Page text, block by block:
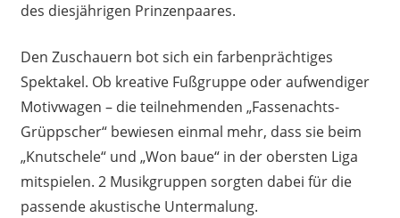
des diesjährigen Prinzenpaares.
Den Zuschauern bot sich ein farbenprächtiges
Spektakel. Ob kreative Fußgruppe oder aufwendiger
Motivwagen – die teilnehmenden „Fassenachts-
Grüppscher“ bewiesen einmal mehr, dass sie beim
„Knutschele“ und „Won baue“ in der obersten Liga
mitspielen. 2 Musikgruppen sorgten dabei für die
passende akustische Untermalung.